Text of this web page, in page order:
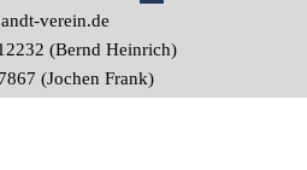
verein.de
(Bernd Heinrich)
(Jochen Frank)